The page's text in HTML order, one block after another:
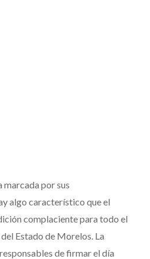
marcada por sus
algo característico que el
complaciente para todo el
Estado de Morelos. La
de firmar el día